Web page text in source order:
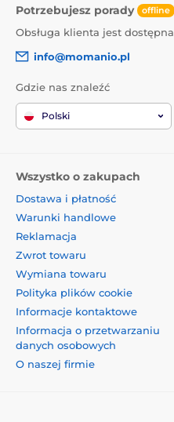
Potrzebujesz porady offline
Obsługa klienta jest dostępna
info@momanio.pl
Gdzie nas znaleźć
Polski
Wszystko o zakupach
Dostawa i płatność
Warunki handlowe
Reklamacja
Zwrot towaru
Wymiana towaru
Polityka plików cookie
Informacje kontaktowe
Informacja o przetwarzaniu
danych osobowych
O naszej firmie